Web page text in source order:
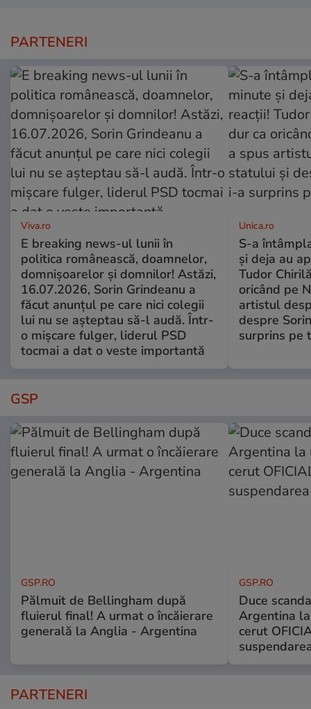
PARTENERI
Viva.ro
E breaking news-ul lunii în
politica românească, doamnelor,
domnișoarelor și domnilor! Astăzi,
16.07.2026, Sorin Grindeanu a
făcut anunțul pe care nici colegii
lui nu se așteptau să-l audă. Într-
o mișcare fulger, liderul PSD
tocmai a dat o veste importantă
Unica.ro
S-a
și deja au
Tudor
oricând pe
artistul
despre
surprins pe
GSP
GSP.RO
Pălmuit de Bellingham după
fluierul final! A urmat o încăierare
generală la Anglia - Argentina
GSP.RO
Duce
Argentina
cerut
PARTENERI